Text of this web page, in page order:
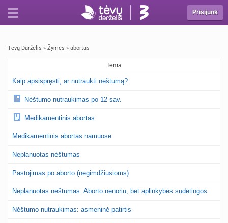
Prisijunk
Tėvų Darželis » Žymės » abortas
Tema
Kaip apsispręsti, ar nutraukti nėštumą?
Nėštumo nutraukimas po 12 sav.
Medikamentinis abortas
Medikamentinis abortas namuose
Neplanuotas nėštumas
Pastojimas po aborto (negimdžiusioms)
Neplanuotas nėštumas. Aborto nenoriu, bet aplinkybės sudėtingos
Nėštumo nutraukimas: asmeninė patirtis